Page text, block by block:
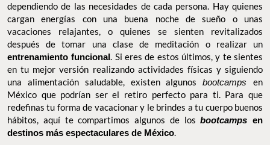
dependiendo de las necesidades de cada persona. Hay quienes
cargan energías con una buena noche de sueño o unas
vacaciones relajantes, o quienes se sienten revitalizados
después de tomar una clase de meditación o realizar un
entrenamiento funcional. Si eres de estos últimos, y te sientes
en tu mejor versión realizando actividades físicas y siguiendo
una alimentación saludable, existen algunosbootcamps en
México que podrían ser el retiro perfecto para ti. Para que
redefinas tu forma de vacacionar y le brindes a tu cuerpo buenos
hábitos, aquí te compartimos algunos de losbootcamps en
destinos más espectaculares de México.